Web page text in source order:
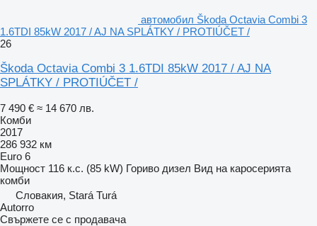
автомобил Škoda Octavia Combi 3
1.6TDI 85kW 2017 / AJ NA SPLÁTKY / PROTIÚČET /
26
Škoda Octavia Combi 3 1.6TDI 85kW 2017 / AJ NA
SPLÁTKY / PROTIÚČET /
7 490 € ≈ 14 670 лв.
Комби
2017
286 932 км
Euro 6
Мощност 116 к.с. (85 kW) Гориво дизел Вид на каросерията
комби
Словакия, Stará Turá
Autorro
Свържете се с продавача